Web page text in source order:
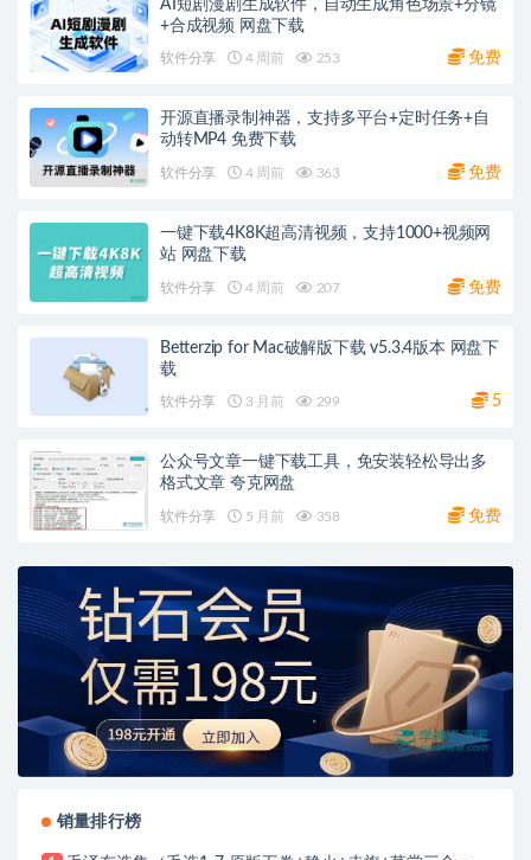
AI短剧漫剧生成软件，自动生成角色场景+分镜
+合成视频 网盘下载
软件分享 4 周前 253 免费
开源直播录制神器，支持多平台+定时任务+自
动转MP4 免费下载
软件分享 4 周前 363 免费
一键下载4K8K超高清视频，支持1000+视频网
站 网盘下载
软件分享 4 周前 207 免费
Betterzip for Mac破解版下载 v5.3.4版本 网盘下
载
软件分享 3 月前 299 5
公众号文章一键下载工具，免安装轻松导出多
格式文章 夸克网盘
软件分享 5 月前 358 免费
销量排行榜